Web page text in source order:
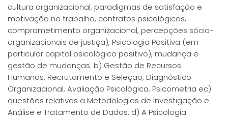
cultura organizacional, paradigmas de satisfação e
motivação no trabalho, contratos psicológicos,
comprometimento organizacional, percepções sócio-
organizacionais de justiça), Psicologia Positiva (em
particular capital psicológico positivo), mudança e
gestão de mudanças. b) Gestão de Recursos
Humanos, Recrutamento e Seleção, Diagnóstico
Organizacional, Avaliação Psicológica, Psicometria ec)
questões relativas a Metodologias de Investigação e
Análise e Tratamento de Dados. d) A Psicologia